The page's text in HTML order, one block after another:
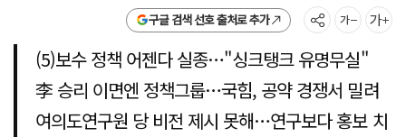
구글 검색 선호 출처로 추가
(5)보수 정책 어젠다 실종…"싱크탱크 유명무실"
李 승리 이면엔 정책그룹…국힘, 공약 경쟁서 밀려
여의도연구원 당 비전 제시 못해…연구보다 홍보 치